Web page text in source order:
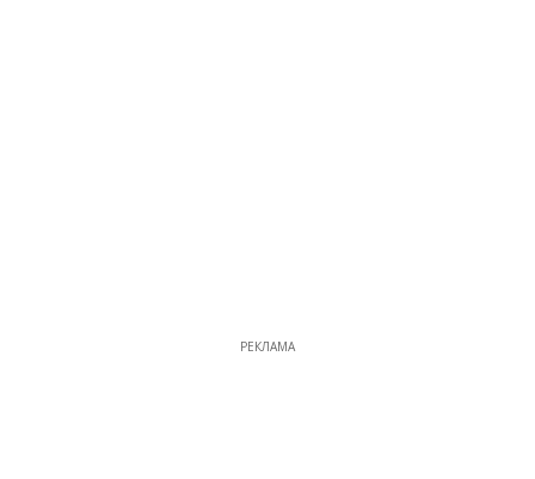
РЕКЛАМА